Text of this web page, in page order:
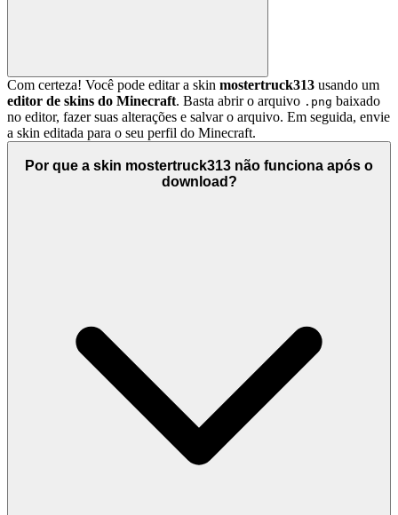
Com certeza! Você pode editar a skin mostertruck313 usando um
editor de skins do Minecraft. Basta abrir o arquivo .png baixado
no editor, fazer suas alterações e salvar o arquivo. Em seguida, envie
a skin editada para o seu perfil do Minecraft.
Por que a skin mostertruck313 não funciona após o
download?